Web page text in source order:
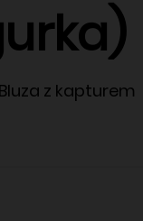
Bluza z kapturem